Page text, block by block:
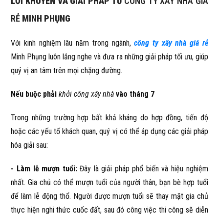
RẺ MINH PHỤNG
Với kinh nghiệm lâu năm trong ngành,công ty xây nhà giá rẻ
Minh Phụng luôn lắng nghe và đưa ra những giải pháp tối ưu, giúp
quý vị an tâm trên mọi chặng đường.
Nếu buộc phảikhởi công xây nhà vào tháng 7
Trong những trường hợp bất khả kháng do hợp đồng, tiến độ
hoặc các yếu tố khách quan, quý vị có thể áp dụng các giải pháp
hóa giải sau:
- Làm lễ mượn tuổi:Đây là giải pháp phổ biến và hiệu nghiệm
nhất. Gia chủ có thể mượn tuổi của người thân, bạn bè hợp tuổi
để làm lễ động thổ. Người được mượn tuổi sẽ thay mặt gia chủ
thực hiện nghi thức cuốc đất, sau đó công việc thi công sẽ diễn